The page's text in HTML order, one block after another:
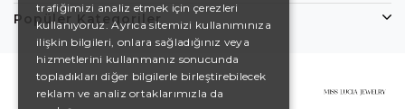
Popüler Kategoriler
DE
EN
SWEDISH
trafiğimizi analiz etmek için çerezleri
kullanıyoruz. Ayrıca sitemizi kullanımınıza
ilişkin bilgileri, onlara sağladığınız veya
hizmetlerini kullanmanız sonucunda
topladıkları diğer bilgilerle birleştirebilecek
reklam ve analiz ortaklarımızla da